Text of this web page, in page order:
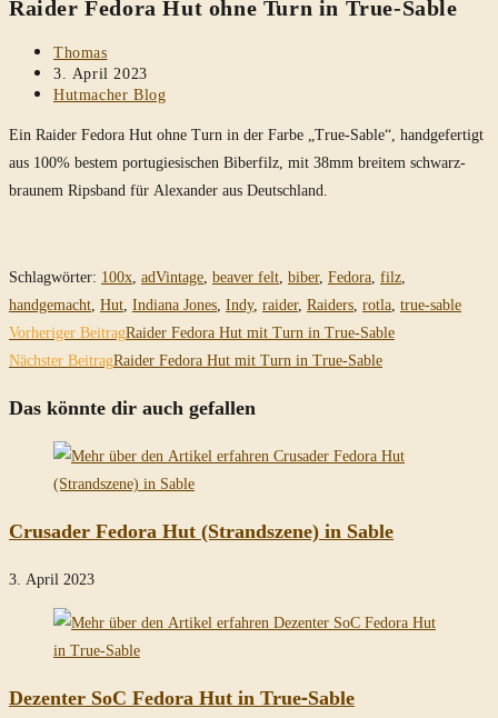
durchsuchen
Raider Fedora Hut ohne Turn in True-Sable
Beitrags-
Autor:
Thomas
Beitrag
veröffentlicht:
3. April 2023
Beitrags-
Hutmacher Blog
Ein Raider Fedora Hut ohne Turn in der Farbe „True-Sable“, handgefertigt
aus 100% bestem portugiesischen Biberfilz, mit 38mm breitem schwarz-
braunem Ripsband für Alexander aus Deutschland.
Schlagwörter: 100x, adVintage, beaver felt, biber, Fedora, filz,
handgemacht, Hut, Indiana Jones, Indy, raider, Raiders, rotla, true-sable
Weitere
Artikel
ansehen
Vorheriger BeitragRaider Fedora Hut mit Turn in True-Sable
Nächster BeitragRaider Fedora Hut mit Turn in True-Sable
Das könnte dir auch gefallen
Crusader Fedora Hut (Strandszene) in Sable
3. April 2023
Dezenter SoC Fedora Hut in True-Sable